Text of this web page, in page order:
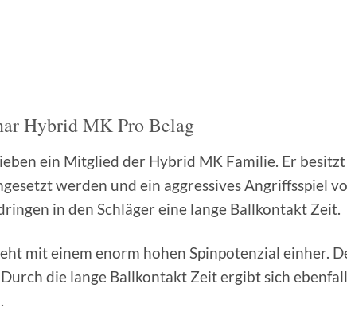
Hybrid MK Pro Belag
ein Mitglied der Hybrid MK Familie. Er
werden und ein aggressives Angriffsspiel
in den Schläger eine lange Ballkontakt Zeit.
mit einem enorm hohen Spinpotenzial einher.
die lange Ballkontakt Zeit ergibt sich